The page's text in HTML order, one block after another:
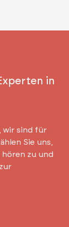
in
wir sind für
Sie uns,
hören zu und